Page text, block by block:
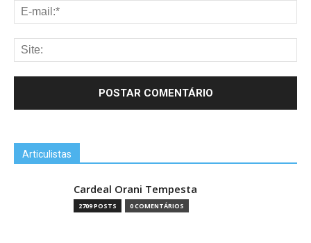
Articulistas
Cardeal Orani Tempesta
2709 POSTS 0 COMENTÁRIOS